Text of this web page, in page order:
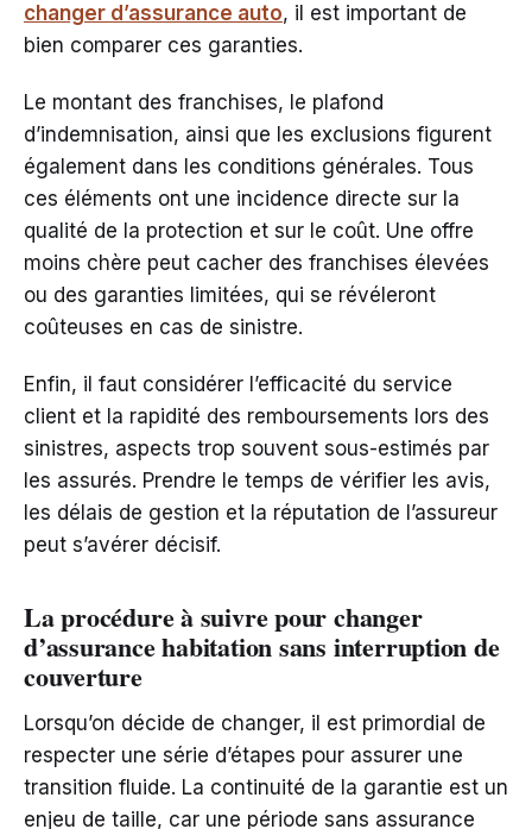
changer d’assurance auto, il est important de
bien comparer ces garanties.
Le montant des franchises, le plafond
d’indemnisation, ainsi que les exclusions figurent
également dans les conditions générales. Tous
ces éléments ont une incidence directe sur la
qualité de la protection et sur le coût. Une offre
moins chère peut cacher des franchises élevées
ou des garanties limitées, qui se révéleront
coûteuses en cas de sinistre.
Enfin, il faut considérer l’efficacité du service
client et la rapidité des remboursements lors des
sinistres, aspects trop souvent sous-estimés par
les assurés. Prendre le temps de vérifier les avis,
les délais de gestion et la réputation de l’assureur
peut s’avérer décisif.
La procédure à suivre pour changer
d’assurance habitation sans interruption de
couverture
Lorsqu’on décide de changer, il est primordial de
respecter une série d’étapes pour assurer une
transition fluide. La continuité de la garantie est un
enjeu de taille, car une période sans assurance